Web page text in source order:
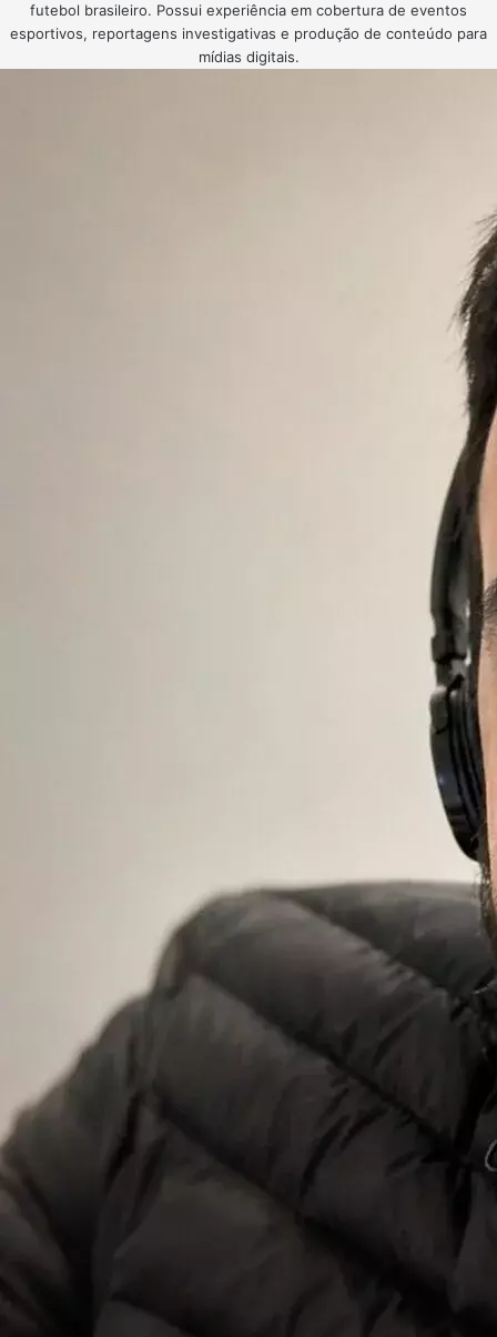
futebol brasileiro. Possui experiência em cobertura de eventos
esportivos, reportagens investigativas e produção de conteúdo para
mídias digitais.